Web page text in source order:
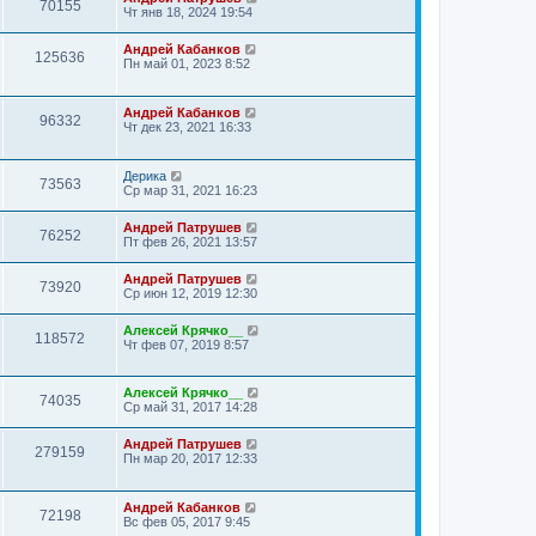
е
н
и
ю
о
о
б
щ
е
70155
Чт янв 18, 2024 19:54
125636
Андрей Кабанков
Пн май 01, 2023 8:52
96332
Андрей Кабанков
Чт дек 23, 2021 16:33
73563
Дерика
Ср мар 31, 2021 16:23
76252
Андрей Патрушев
Пт фев 26, 2021 13:57
73920
Андрей Патрушев
Ср июн 12, 2019 12:30
118572
Алексей Крячко__
Чт фев 07, 2019 8:57
74035
Алексей Крячко__
Ср май 31, 2017 14:28
279159
Андрей Патрушев
Пн мар 20, 2017 12:33
72198
Андрей Кабанков
Вс фев 05, 2017 9:45